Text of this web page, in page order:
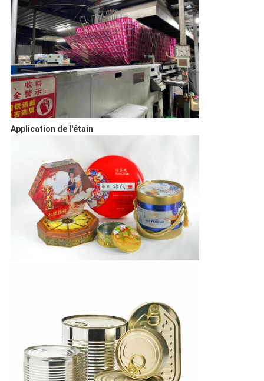
Application de l'étain